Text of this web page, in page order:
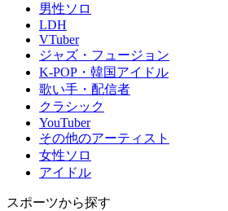
男性ソロ
LDH
VTuber
ジャズ・フュージョン
K-POP・韓国アイドル
歌い手・配信者
クラシック
YouTuber
その他のアーティスト
女性ソロ
アイドル
スポーツから探す